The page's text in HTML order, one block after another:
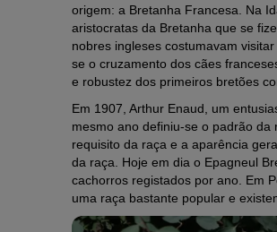
origem: a Bretanha Francesa. Na
aristocratas da Bretanha que se
nobres ingleses costumavam
se o cruzamento dos cães
e robustez dos primeiros bretões
Em 1907, Arthur Enaud, um
mesmo ano definiu-se o padrão
requisito da raça e a aparência
da raça. Hoje em dia o Epagneul
cachorros registados por ano. Em
uma raça bastante popular e